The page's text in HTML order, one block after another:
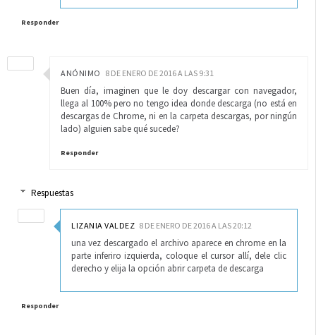
Responder
ANÓNIMO 8 DE ENERO DE 2016 A LAS 9:31
Buen día, imaginen que le doy descargar con navegador,
llega al 100% pero no tengo idea donde descarga (no está en
descargas de Chrome, ni en la carpeta descargas, por ningún
lado) alguien sabe qué sucede?
Responder
Respuestas
LIZANIA VALDEZ 8 DE ENERO DE 2016 A LAS 20:12
una vez descargado el archivo aparece en chrome en la
parte inferiro izquierda, coloque el cursor allí, dele clic
derecho y elija la opción abrir carpeta de descarga
Responder